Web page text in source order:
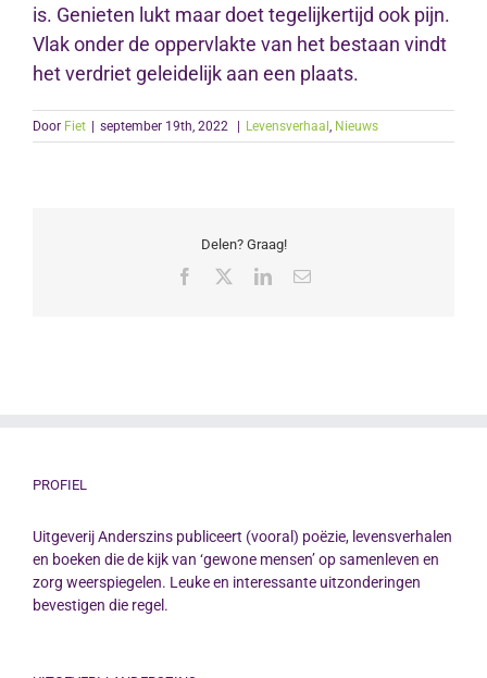
is. Genieten lukt maar doet tegelijkertijd ook pijn.
Vlak onder de oppervlakte van het bestaan vindt
het verdriet geleidelijk aan een plaats.
Door Fiet september 19th, 2022 Levensverhaal , Nieuws
Delen? Graag!
Facebook LinkedIn
E-
PROFIEL
Uitgeverij Anderszins publiceert (vooral) poëzie, levensverhalen
en boeken die de kijk van ‘gewone mensen’ op samenleven en
zorg weerspiegelen. Leuke en interessante uitzonderingen
bevestigen die regel.